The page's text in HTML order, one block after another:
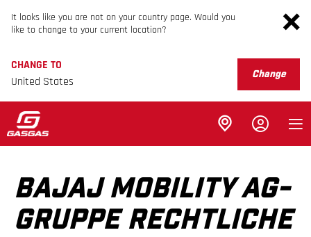
It looks like you are not on your country page. Would you
like to change to your current location?
CHANGE TO
United States
Change
BAJAJ MOBILITY AG-
GRUPPE RECHTLICHE